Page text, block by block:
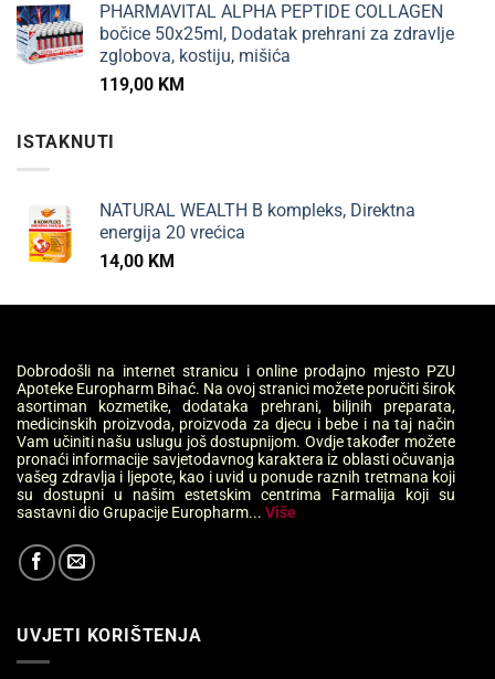
PHARMAVITAL ALPHA PEPTIDE COLLAGEN
bočice 50x25ml, Dodatak prehrani za zdravlje
zglobova, kostiju, mišića
119,00 KM
ISTAKNUTI
NATURAL WEALTH B kompleks, Direktna
energija 20 vrećica
14,00 KM
Dobrodošli na internet stranicu i online prodajno mjesto PZU
Apoteke Europharm Bihać. Na ovoj stranici možete poručiti širok
asortiman kozmetike, dodataka prehrani, biljnih preparata,
medicinskih proizvoda, proizvoda za djecu i bebe i na taj način
Vam učiniti našu uslugu još dostupnijom. Ovdje također možete
pronaći informacije savjetodavnog karaktera iz oblasti očuvanja
vašeg zdravlja i ljepote, kao i uvid u ponude raznih tretmana koji
su dostupni u našim estetskim centrima Farmalija koji su
sastavni dio Grupacije Europharm... Više
UVJETI KORIŠTENJA